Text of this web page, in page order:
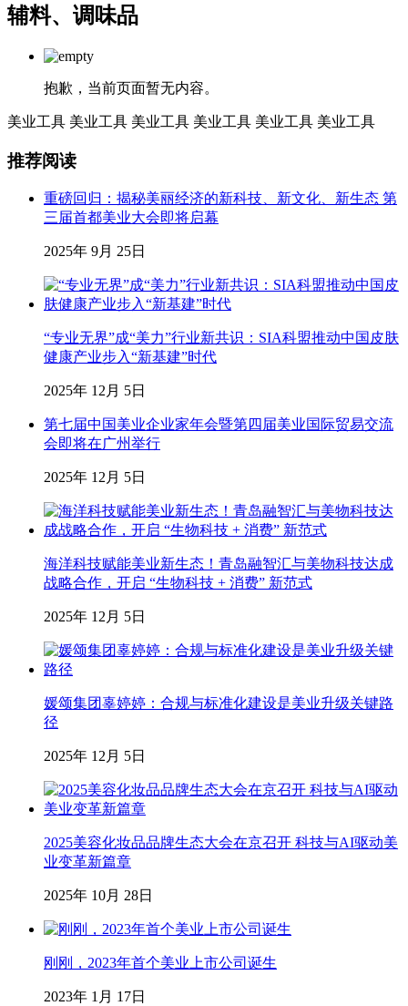
辅料、调味品
抱歉，当前页面暂无内容。
美业工具 美业工具 美业工具 美业工具 美业工具 美业工具
推荐阅读
重磅回归：揭秘美丽经济的新科技、新文化、新生态 第
三届首都美业大会即将启幕
2025年 9月 25日
“专业无界”成“美力”行业新共识：SIA科盟推动中国皮肤
健康产业步入“新基建”时代
2025年 12月 5日
第七届中国美业企业家年会暨第四届美业国际贸易交流
会即将在广州举行
2025年 12月 5日
海洋科技赋能美业新生态！青岛融智汇与美物科技达成
战略合作，开启 “生物科技 + 消费” 新范式
2025年 12月 5日
媛颂集团辜婷婷：合规与标准化建设是美业升级关键路
径
2025年 12月 5日
2025美容化妆品品牌生态大会在京召开 科技与AI驱动美
业变革新篇章
2025年 10月 28日
刚刚，2023年首个美业上市公司诞生
2023年 1月 17日